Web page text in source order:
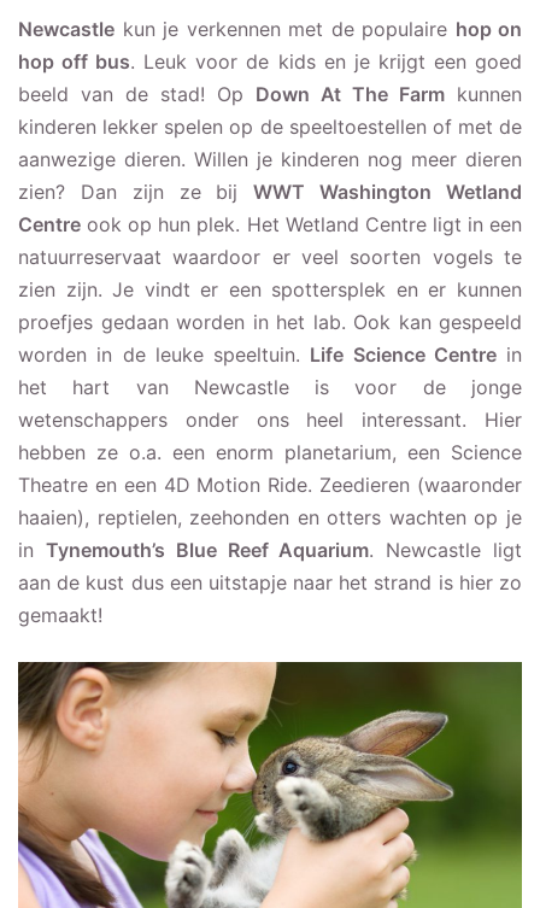
Newcastle kun je verkennen met de populaire hop on
hop off bus. Leuk voor de kids en je krijgt een goed
beeld van de stad! Op Down At The Farm kunnen
kinderen lekker spelen op de speeltoestellen of met de
aanwezige dieren. Willen je kinderen nog meer dieren
zien? Dan zijn ze bijWWT Washington Wetland
Centre ook op hun plek. Het Wetland Centre ligt in een
natuurreservaat waardoor er veel soorten vogels te
zien zijn. Je vindt er een spottersplek en er kunnen
proefjes gedaan worden in het lab. Ook kan gespeeld
worden in de leuke speeltuin. Life Science Centrein
het hart van Newcastle is voor de jonge
wetenschappers onder ons heel interessant. Hier
hebben ze o.a. een enorm planetarium, een Science
Theatre en een 4D Motion Ride. Zeedieren (waaronder
haaien), reptielen, zeehonden en otters wachten op je
in Tynemouth’s Blue Reef Aquarium. Newcastle ligt
aan de kust dus een uitstapje naar het strand is hier zo
gemaakt!